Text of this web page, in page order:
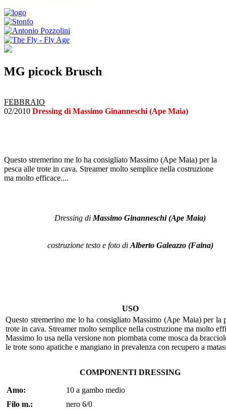
MG picock Brusch
FEBBRAIO
02/2010 Dressing di Massimo Ginanneschi (Ape Maia)
Questo stremerino me lo ha consigliato Massimo (Ape Maia) per la
pesca alle trote in cava. Streamer molto semplice nella costruzione
ma molto efficace....
Dressing di Massimo Ginanneschi (Ape Maia)
costruzione testo e foto di Alberto Galeazzo (Faina)
USO
Questo stremerino me lo ha consigliato Massimo (Ape Maia) per la
trote in cava. Streamer molto semplice nella costruzione ma molto
Massimo lo usa nella versione non piombata come mosca da
le trote sono apatiche e mangiano in prevalenza con recupero a
COMPONENTI DRESSING
Amo:
10 a gambo medio
Filo m.:
nero 6/0